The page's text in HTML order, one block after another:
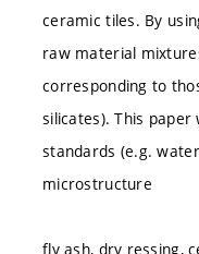
ceramic tiles. By
raw material
corresponding to
silicates). This
standards (e.g.
microstructure
fly ash, dry ressing,